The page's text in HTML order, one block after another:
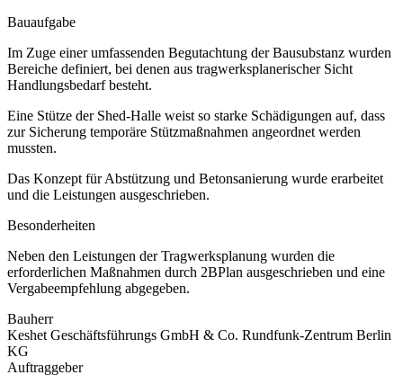
Bauaufgabe
Im Zuge einer umfassenden Begutachtung der Bausubstanz wurden
Bereiche definiert, bei denen aus tragwerksplanerischer Sicht
Handlungsbedarf besteht.
Eine Stütze der Shed-Halle weist so starke Schädigungen auf, dass
zur Sicherung temporäre Stützmaßnahmen angeordnet werden
mussten.
Das Konzept für Abstützung und Betonsanierung wurde erarbeitet
und die Leistungen ausgeschrieben.
Besonderheiten
Neben den Leistungen der Tragwerksplanung wurden die
erforderlichen Maßnahmen durch 2BPlan ausgeschrieben und eine
Vergabeempfehlung abgegeben.
Bauherr
Keshet Geschäftsführungs GmbH & Co. Rundfunk-Zentrum Berlin
KG
Auftraggeber